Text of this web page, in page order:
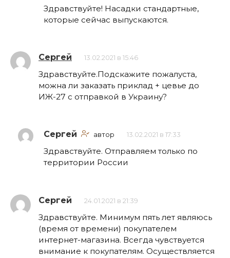
Здравствуйте! Насадки стандартные,
которые сейчас выпускаются.
Сергей 13.02.2021 в 15:46
Здравствуйте.Подскажите пожалуста,
можна ли заказать приклад + цевье до
ИЖ-27 с отправкой в Украину?
Сергей автор 13.02.2021 в 17:33
Здравствуйте. Отправляем только по
территории России
Сергей 24.01.2021 в 21:39
Здравствуйте. Минимум пять лет являюсь
(время от времени) покупателем
интернет-магазина. Всегда чувствуется
внимание к покупателям. Осуществляется